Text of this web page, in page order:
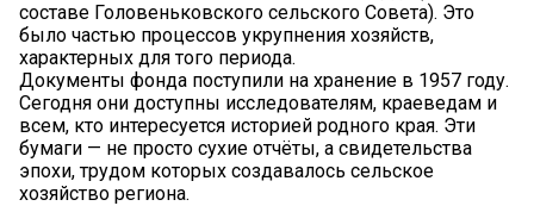
составе Головеньковского сельского Совета). Это
было частью процессов укрупнения хозяйств,
характерных для того периода.
Документы фонда поступили на хранение в 1957 году.
Сегодня они доступны исследователям, краеведам и
всем, кто интересуется историей родного края. Эти
бумаги — не просто сухие отчёты, а свидетельства
эпохи, трудом которых создавалось сельское
хозяйство региона.